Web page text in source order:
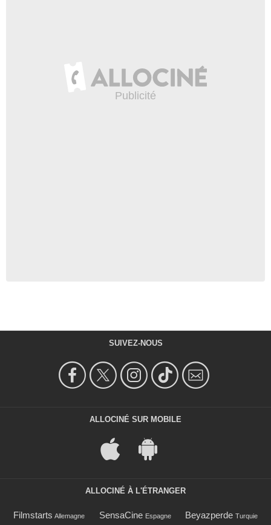
SUIVEZ-NOUS
ALLOCINÉ SUR MOBILE
ALLOCINÉ À L'ÉTRANGER
Filmstarts Allemagne SensaCine Espagne Beyazperde Turquie